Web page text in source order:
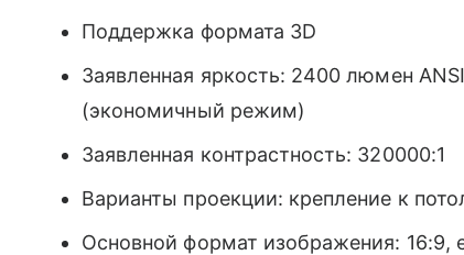
Поддержка формата 3D
Заявленная яркость: 2400 люмен
(экономичный режим)
Заявленная контрастность: 320000:1
Варианты проекции: крепление к
Основной формат изображения: 16:9,